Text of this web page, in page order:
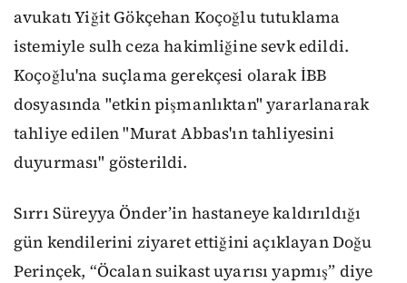
avukatı Yiğit Gökçehan Koçoğlu tutuklama
istemiyle sulh ceza hakimliğine sevk edildi.
Koçoğlu'na suçlama gerekçesi olarak İBB
dosyasında "etkin pişmanlıktan" yararlanarak
tahliye edilen "Murat Abbas'ın tahliyesini
duyurması" gösterildi.
Sırrı Süreyya Önder’in hastaneye kaldırıldığı
gün kendilerini ziyaret ettiğini açıklayan Doğu
Perinçek, “Öcalan suikast uyarısı yapmış” diye